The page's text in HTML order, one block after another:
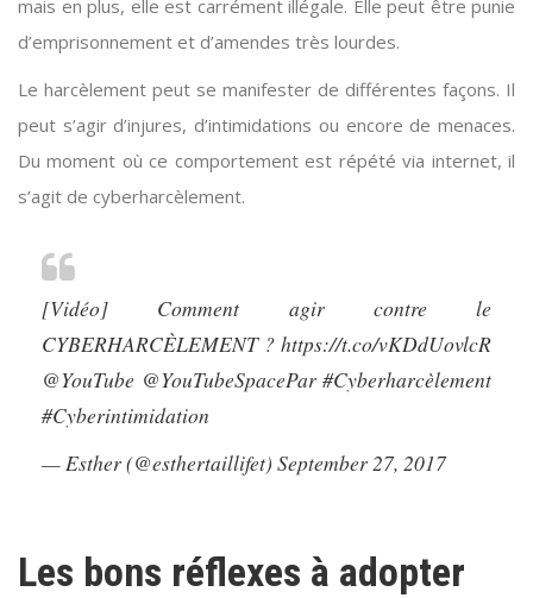
mais en plus, elle est carrément illégale. Elle peut être punie
d’emprisonnement et d’amendes très lourdes.
Le harcèlement peut se manifester de différentes façons. Il
peut s’agir d’injures, d’intimidations ou encore de menaces.
Du moment où ce comportement est répété via internet, il
s’agit de cyberharcèlement.
[Vidéo] Comment agir contre le
CYBERHARCÈLEMENT ? https://t.co/vKDdUovlcR
@YouTube @YouTubeSpacePar #Cyberharcèlement
#Cyberintimidation
— Esther (@esthertaillifet) September 27, 2017
Les bons réflexes à adopter